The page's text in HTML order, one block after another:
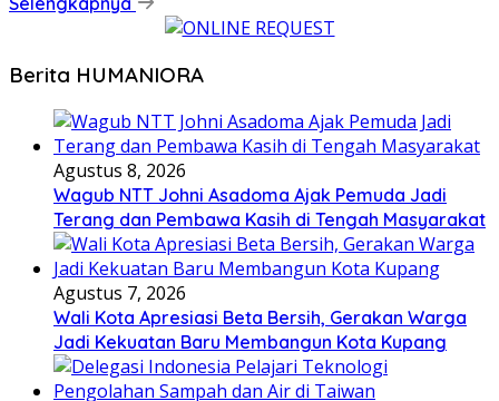
Berita HUMANIORA
Agustus 8, 2026
Wagub NTT Johni Asadoma Ajak Pemuda Jadi
Terang dan Pembawa Kasih di Tengah Masyarakat
Agustus 7, 2026
Wali Kota Apresiasi Beta Bersih, Gerakan Warga
Jadi Kekuatan Baru Membangun Kota Kupang